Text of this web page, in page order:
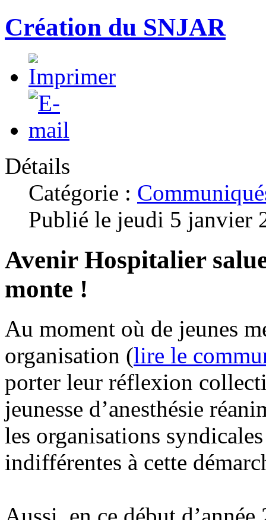
Création du SNJAR
Détails
Catégorie :
Publié le jeudi 5 janvier
Avenir Hospitalier
monte !
Au moment où de jeunes
organisation (lire le
porter leur réflexion
jeunesse d’anesthésie
les organisations
indifférentes à cette